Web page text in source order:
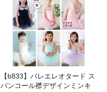
【b833】バレエレオタード ス
パンコール襟デザインミンキ